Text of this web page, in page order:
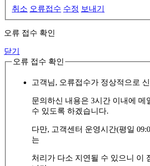
취소 오류접수 수정 보내기
오류 접수 확인
닫기
오류 접수 확인
고객님, 오류접수가 정상적으로
문의하신 내용은 3시간 이내에 메
수 있도록 하겠습니다.
다만, 고객센터 운영시간(평일
는
처리가 다소 지연될 수 있으니 이